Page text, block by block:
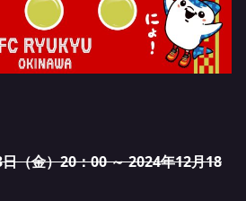
（金）20：00 ～ 2024年12月18